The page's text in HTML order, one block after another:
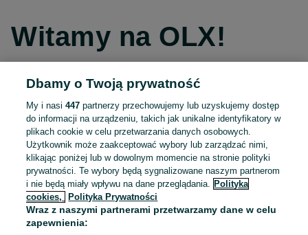
Witamy na OLX!
Kontynuuj przez Facebooka
Kontynuuj przez konto Apple
Kontynuuj przez konto Google
LUB
Dbamy o Twoją prywatność
My i nasi447 partnerzy przechowujemy lub uzyskujemy dostęp
do informacji na urządzeniu, takich jak unikalne identyfikatory w
plikach cookie w celu przetwarzania danych osobowych.
Użytkownik może zaakceptować wybory lub zarządzać nimi,
klikając poniżej lub w dowolnym momencie na stronie polityki
prywatności. Te wybory będą sygnalizowane naszym partnerom
i nie będą miały wpływu na dane przeglądania.
Polityka
cookies,
Polityka Prywatności
Wraz z naszymi partnerami przetwarzamy dane w celu
zapewnienia: